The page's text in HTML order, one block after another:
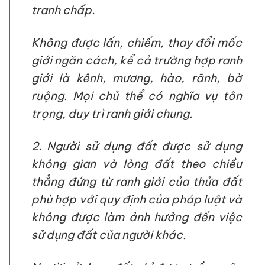
tranh chấp.
Không được lấn, chiếm, thay đổi mốc
giới ngăn cách, kể cả trường hợp ranh
giới là kênh, mương, hào, rãnh, bờ
ruộng. Mọi chủ thể có nghĩa vụ tôn
trọng, duy trì ranh giới chung.
2. Người sử dụng đất được sử dụng
không gian và lòng đất theo chiều
thẳng đứng từ ranh giới của thửa đất
phù hợp với quy định của pháp luật và
không được làm ảnh hưởng đến việc
sử dụng đất của người khác.